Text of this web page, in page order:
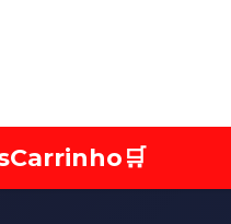
Carrinho🛒